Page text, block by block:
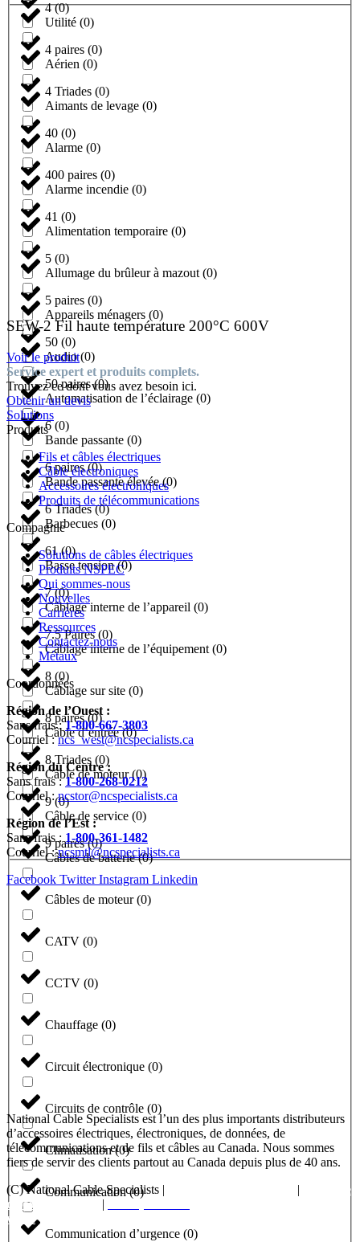
4(0)
4 paires (0)
4 Triades (0)
40 (0)
400 paires (0)
41 (0)
5 (0)
5 paires (0)
50 (0)
50 paires(0)
6(0)
6 paires(0)
6 Triades(0)
61(0)
7(0)
7.5 Paires(0)
8 (0)
8 paires(0)
8 Triades (0)
9(0)
9 paires(0)
Utilité (0)
Aérien (0)
Aimants de levage (0)
Alarme (0)
Alarme incendie (0)
Alimentation temporaire (0)
Allumage du brûleur à mazout (0)
Appareils ménagers (0)
Audio(0)
Automatisation de l’éclairage (0)
Bande passante (0)
Bande passante élevée(0)
Barbecues (0)
Basse tension(0)
Câblage interne de l’appareil (0)
Câblage interne de l’équipement (0)
Câblage sur site (0)
Câble d’entrée(0)
Câble de moteur(0)
Câble de service (0)
Câbles de batterie(0)
Câbles de moteur(0)
CATV (0)
CCTV (0)
Chauffage (0)
Circuit électronique (0)
Circuits de contrôle (0)
Climatisation(0)
Communication(0)
Communication d’urgence (0)
SEW-2 Fil haute température 200°C 600V
Voir le produit
Service expert et produits complets.
Trouvez ce dont vous avez besoin ici.
Obtenir un devis
Solutions
Produits
Fils et câbles électriques
Câble électroniques
Accessoires électroniques
Produits de télécommunications
Compagnie
Solutions de câbles électriques
Produits NSPEC
Qui sommes-nous
Nouvelles
Carrières
Ressources
Contactez-nous
Métaux
Coordonnées
Région de l’Ouest :
Sans frais :1-800-667-3803
Courriel :ncs_west@ncspecialists.ca
Région du Centre :
Sans frais :1-800-268-0212
Courriel :ncstor@ncspecialists.ca
Région de l’Est :
Sans frais : 1-800-361-1482
Courriel :ncsmtl@ncspecialists.ca
Facebook Twitter Instagram Linkedin
National Cable Specialists est l’un des plus importants distributeurs
d’accessoires électriques, électroniques, de données, de
télécommunications et de fils et câbles au Canada. Nous sommes
fiers de servir des clients partout au Canada depuis plus de 40 ans.
(C) National Cable Specialists |
|
Politique
de confidentialité
|
vente